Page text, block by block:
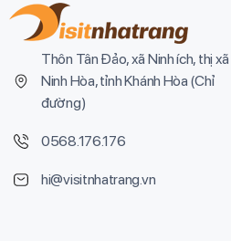
Thôn Tân Đảo, xã Ninh ích, thị xã
Ninh Hòa, tỉnh Khánh Hòa (Chỉ
đường)
0568.176.176
hi@visitnhatrang.vn